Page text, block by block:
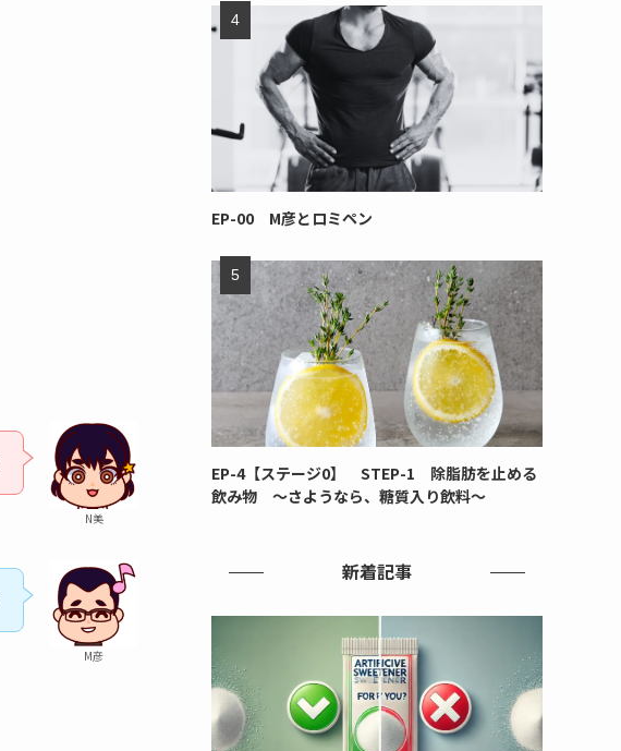
N美
M彦
EP-00 M彦とロミペン
EP-4【ステージ0】 STEP-1 除脂肪を止める
飲み物 ～さようなら、糖質入り飲料～
新着記事